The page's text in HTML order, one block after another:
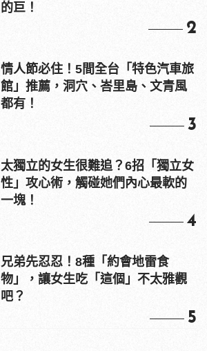
的巨！
2
情人節必住！5間全台「特色汽車旅
館」推薦，洞穴、峇里島、文青風
都有！
3
太獨立的女生很難追？6招「獨立女
性」攻心術，觸碰她們內心最軟的
一塊！
4
兄弟先忍忍！8種「約會地雷食
物」，讓女生吃「這個」不太雅觀
吧？
5